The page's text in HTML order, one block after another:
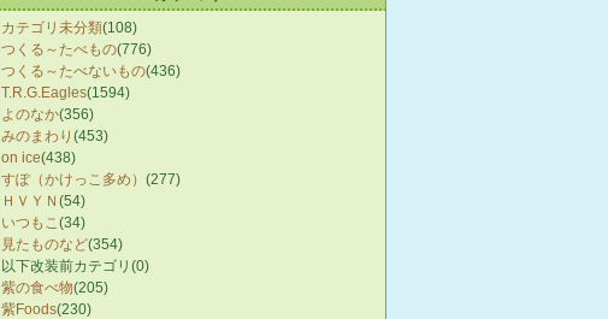
カテゴリ未分類(108)
つくる～たべもの(776)
つくる～たべないもの(436)
T.R.G.Eagles(1594)
よのなか(356)
みのまわり (453)
on ice(438)
すぽ（かけっこ多め） (277)
ＨＶＹＮ (54)
いつもこ (34)
見たものなど(354)
以下改装前カテゴリ (0)
紫の食べ物(205)
紫Foods(230)